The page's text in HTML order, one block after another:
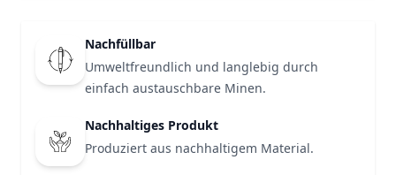
Nachfüllbar
Umweltfreundlich und langlebig durch
einfach austauschbare Minen.
Nachhaltiges Produkt
Produziert aus nachhaltigem Material.